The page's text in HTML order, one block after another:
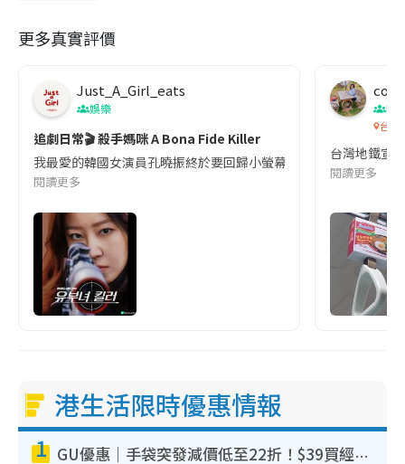
更多真實評價
Just_A_Girl_eats
娛樂
追劇日常🎬 殺手媽咪 A Bona Fide Killer
我最愛的韓國女演員孔曉振終於要回歸小螢幕啦!這次的劇本改編
閱讀更多
co
吹
台灣
台灣地鐵宣
閱讀更多
港生活限時優惠情報
1 GU優惠｜手袋突發減價低至22折！$39買經典波士頓包/餃子袋！飾物同步減價$29起！